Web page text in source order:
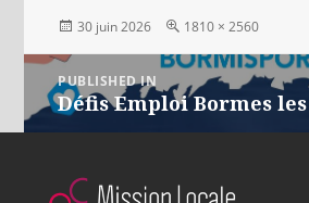
Posted
30 juin 2026
Full
1810 × 2560
Navigation
de
PUBLISHED IN
Défis Emploi Bormes